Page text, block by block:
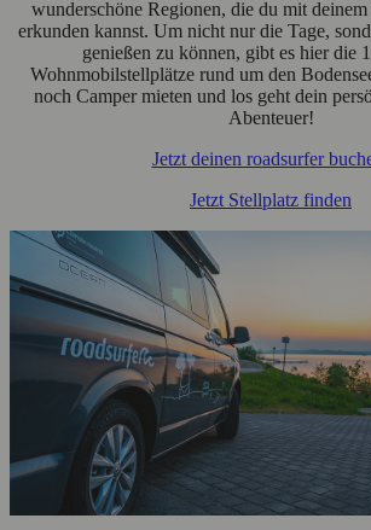
wunderschöne Regionen, die du mit
erkunden kannst. Um nicht nur die Tage,
genießen zu können, gibt es hier die
Wohnmobilstellplätze rund um den
noch Camper mieten und los geht dein
Abenteuer!
Jetzt deinen roadsurfer
Jetzt Stellplatz finden